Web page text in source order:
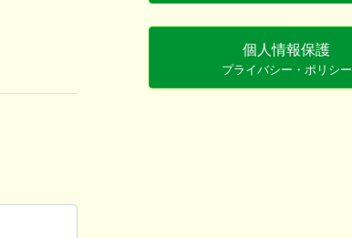
個人情報保護
プライバシー・ポリシー